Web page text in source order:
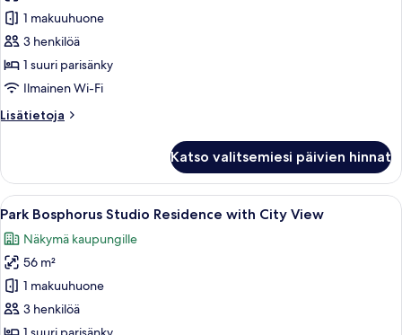
Suite
With
City
View
Lounge
1 makuuhuone
3 henkilöä
1 suuri parisänky
Ilmainen Wi-Fi
Lisätietoja
Lisätietoja
With
City
View
Lounge
A
Katso valitsemiesi päivien hinnat
Avaa
kaikki
huonetyypin
Park
Bosphorus
Studio
Residence
Moderni hotellihuone, jossa on
6
Park Bosphorus Studio Residence with City View
Näkymä kaupungille
56 m²
1 makuuhuone
3 henkilöä